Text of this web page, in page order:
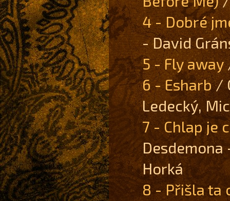
4 - Dobré
- David
5 - Fly away
6 - Esharb/
Ledecký,
7 - Chlap je
Horká
8 - Přišla ta